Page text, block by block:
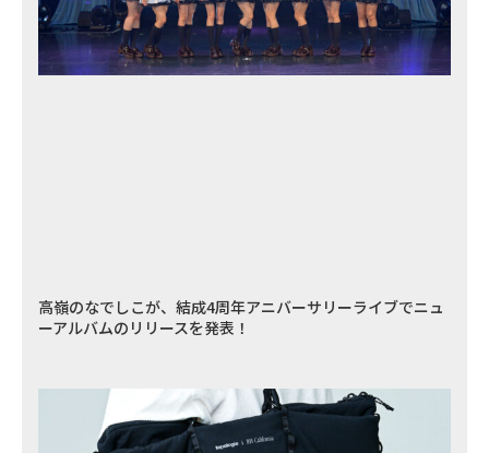
高嶺のなでしこが、結成4周年アニバーサリーライブでニュ
ーアルバムのリリースを発表！